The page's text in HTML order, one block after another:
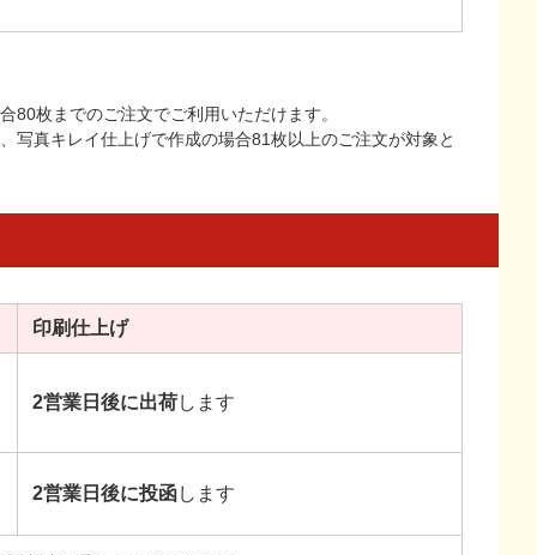
枚までのご注文でご利用いただけます。
写真キレイ仕上げで作成の場合81枚以上のご注文が対象と
印刷仕上げ
2営業日後に出荷します
2営業日後に投函します